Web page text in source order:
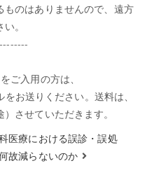
ものはありませんので、遠方
。
ご入用の方は、
お送りください。送料は、
させていただきます。
医療における誤診・誤処
故減らないのか